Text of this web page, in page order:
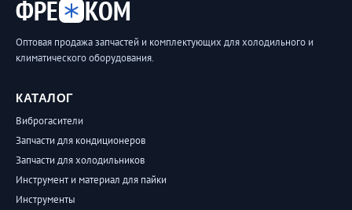
ФРЕ КОМ
Оптовая продажа запчастей и комплектующих для холодильного и
климатического оборудования.
КАТАЛОГ
Виброгасители
Запчасти для кондиционеров
Запчасти для холодильников
Инструмент и материал для пайки
Инструменты